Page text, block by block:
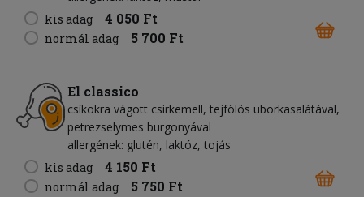
kis adag
4 050 Ft
normál adag 5 700 Ft
El classico
csíkokra vágott csirkemell, tejfölös uborkasalátával,
petrezselymes burgonyával
allergének: glutén, laktóz, tojás
kis adag
4 150 Ft
normál adag 5 750 Ft